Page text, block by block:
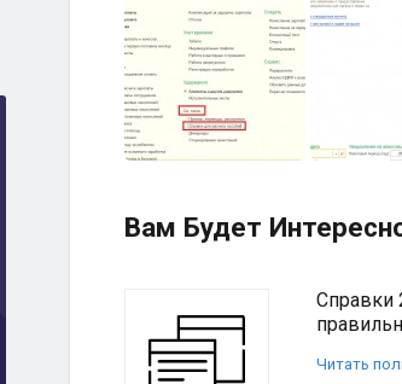
Вам Будет
Справки
Читать